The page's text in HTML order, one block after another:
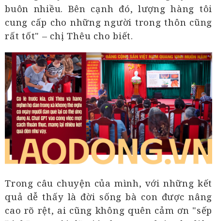
buôn nhiều. Bên cạnh đó, lượng hàng tôi
cung cấp cho những người trong thôn cũng
rất tốt" – chị Thêu cho biết.
Trong câu chuyện của mình, với những kết
quả dễ thấy là đời sống bà con được nâng
cao rõ rệt, ai cũng không quên cảm ơn "sếp